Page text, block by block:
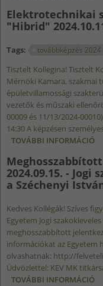
Elektrotechnikai
"Hibrid"
Tags: továbbképzés 2024
Tisztelt Kollegina! Tisztelt
Mérnöki Kamara, szakmai
épületvillamossági
vezetők és műszaki
00009 és 11/13/2024-
14:30 A képzésen
TOVÁBBI INFORMÁCIÓ
2024.09.15. -
a Széchenyi
Kedves Kollégák! Szíves
Egyetem Jogi
meghosszabbított
információkat az Egyetem
olvashatnak: http://
Üdvözlettel: KEV MK
TOVÁBBI INFORMÁCIÓ